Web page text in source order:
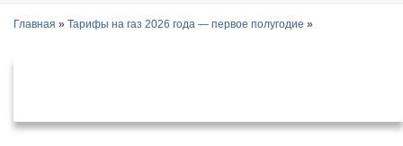
Главная » Тарифы на газ 2026 года — первое полугодие »